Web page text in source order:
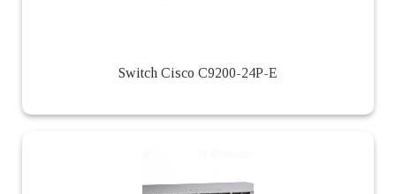
Switch Cisco C9200-24P-E